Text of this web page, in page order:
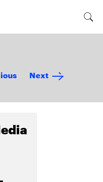
Next